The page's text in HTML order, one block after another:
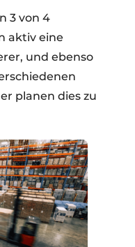
3 von 4
aktiv eine
und ebenso
planen dies zu